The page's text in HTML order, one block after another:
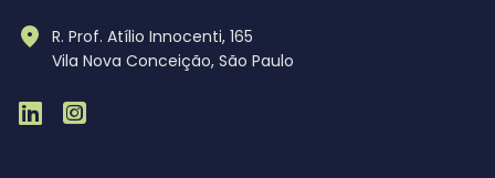
R. Prof. Atílio Innocenti, 165
Vila Nova Conceição, São Paulo